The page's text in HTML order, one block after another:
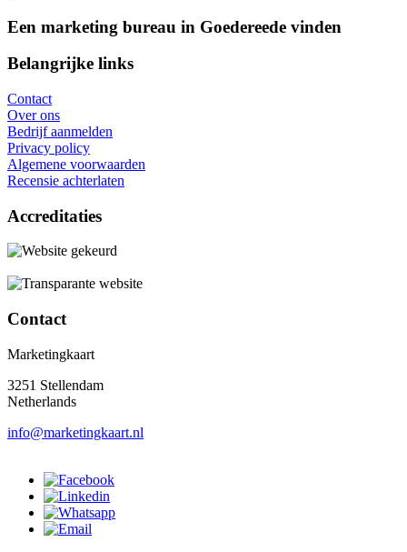
Een marketing bureau in Goedereede vinden
Belangrijke links
Contact
Over ons
Bedrijf aanmelden
Privacy policy
Algemene voorwaarden
Recensie achterlaten
Accreditaties
Contact
Marketingkaart
3251 Stellendam
Netherlands
info@marketingkaart.nl